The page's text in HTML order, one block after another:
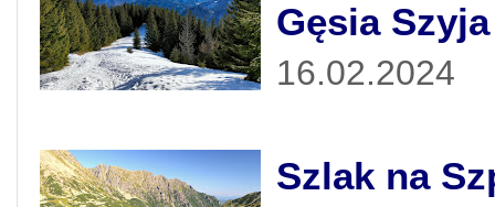
Gęsia Szyja
16.02.2024
Szlak na